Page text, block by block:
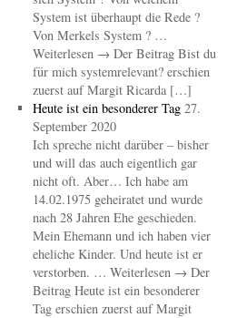
System ist überhaupt die Rede ?
Von Merkels System ? …
Weiterlesen → Der Beitrag Bist du
für mich systemrelevant? erschien
zuerst auf Margit Ricarda […]
Heute ist ein besonderer Tag 27.
September 2020
Ich spreche nicht darüber – bisher
und will das auch eigentlich gar
nicht oft. Aber… Ich habe am
14.02.1975 geheiratet und wurde
nach 28 Jahren Ehe geschieden.
Mein Ehemann und ich haben vier
eheliche Kinder. Und heute ist er
verstorben. … Weiterlesen → Der
Beitrag Heute ist ein besonderer
Tag erschien zuerst auf Margit